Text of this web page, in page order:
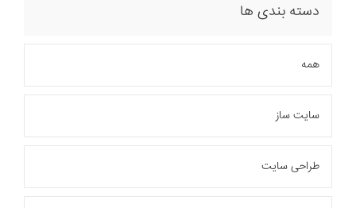
دسته بندی ها
همه
سایت ساز
طراحی سایت